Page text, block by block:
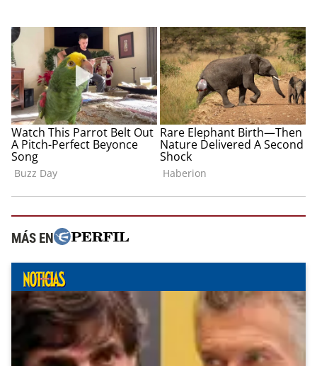
MÁS EN